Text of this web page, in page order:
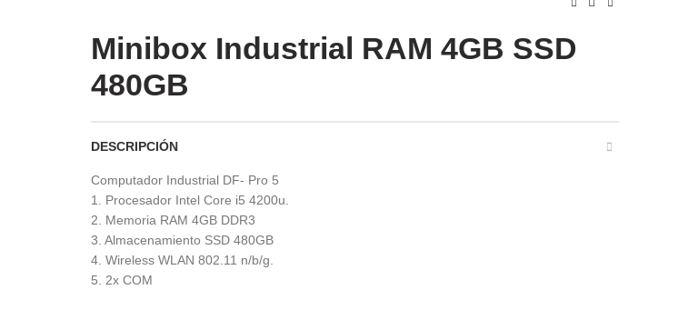
Minibox Industrial RAM 4GB SSD
480GB
DESCRIPCIÓN
Computador Industrial DF- Pro 5
1. Procesador Intel Core i5 4200u.
2. Memoria RAM 4GB DDR3
3. Almacenamiento SSD 480GB
4. Wireless WLAN 802.11 n/b/g.
5. 2x COM